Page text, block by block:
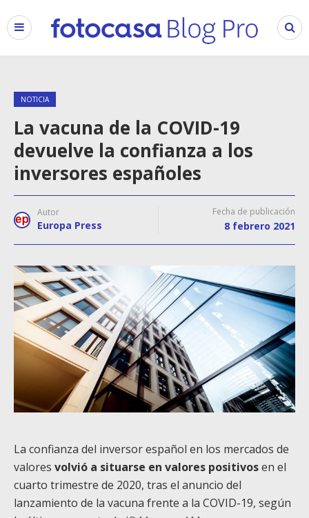
NOTICIA
La vacuna de la COVID-19
devuelve la confianza a los
inversores españoles
Autor
Europa Press
Fecha de publicación
8 febrero 2021
La confianza del inversor español en los mercados de
valores volvió a situarse en valores positivosen el
cuarto trimestre de 2020, tras el anuncio del
lanzamiento de la vacuna frente a la COVID-19, según